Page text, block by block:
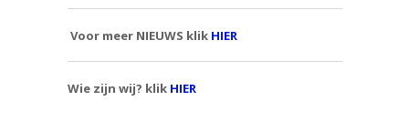
Voor meer NIEUWS klik HIER
Wie zijn wij? klik HIER